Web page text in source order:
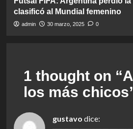
clasificó al Mundial femenino
admin 30 marzo, 2025 0
1 thought on “
los más chicos
gustavo dice: